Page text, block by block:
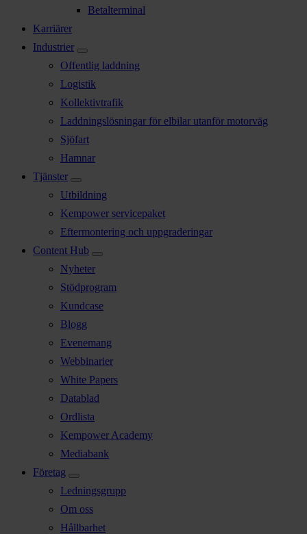
Betalterminal
Karriärer
Industrier
Offentlig laddning
Logistik
Kollektivtrafik
Laddningslösningar för elbilar utanför motorväg
Sjöfart
Hamnar
Tjänster
Utbildning
Kempower servicepaket
Eftermontering och uppgraderingar
Content Hub
Nyheter
Stödprogram
Kundcase
Blogg
Evenemang
Webbinarier
White Papers
Datablad
Ordlista
Kempower Academy
Mediabank
Företag
Ledningsgrupp
Om oss
Hållbarhet